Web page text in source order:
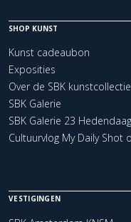
SHOP KUNST
Kunst cadeaubon
Exposities
Over de SBK kunstcollectie
SBK Galerie
SBK Galerie 23
Cultuurvlog My Daily Shot
VESTIGINGEN